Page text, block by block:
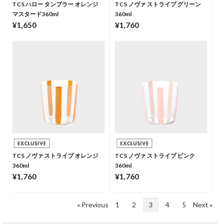
TCS ハロー タンブラー オレンジ
マスタード360ml
¥1,650
TCS ノヴァ ストライプ グリーン
360ml
¥1,760
TCS ノヴァ ストライプ オレンジ
360ml
¥1,760
TCS ノヴァ ストライプ ピンク
360ml
¥1,760
« Previous 1 2 3 4 5 Next »